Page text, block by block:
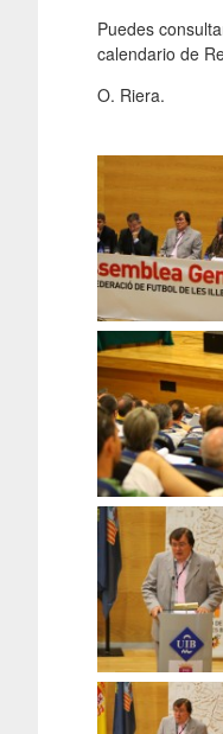
Puedes
calendario de
O. Riera.